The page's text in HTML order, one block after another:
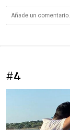
#4